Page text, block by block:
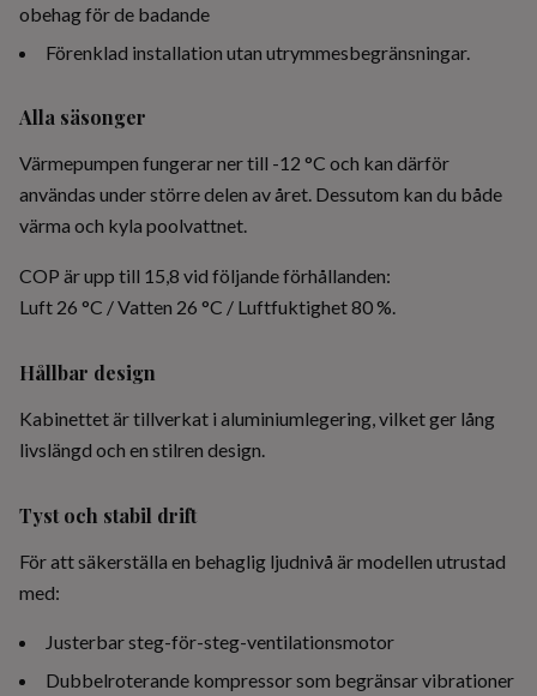
obehag för de badande
Förenklad installation utan utrymmesbegränsningar.
Alla säsonger
Värmepumpen fungerar ner till -12 °C och kan därför
användas under större delen av året. Dessutom kan du både
värma och kyla poolvattnet.
COP är upp till 15,8 vid följande förhållanden:
Luft 26 °C / Vatten 26 °C / Luftfuktighet 80 %.
Hållbar design
Kabinettet är tillverkat i aluminiumlegering, vilket ger lång
livslängd och en stilren design.
Tyst och stabil drift
För att säkerställa en behaglig ljudnivå är modellen utrustad
med:
Justerbar steg-för-steg-ventilationsmotor
Dubbelroterande kompressor som begränsar vibrationer